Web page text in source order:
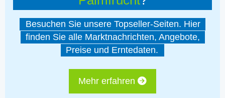
Besuchen Sie unsere Topseller-Seiten. Hier
finden Sie alle Marktnachrichten, Angebote,
Preise und Erntedaten.
Mehr erfahren